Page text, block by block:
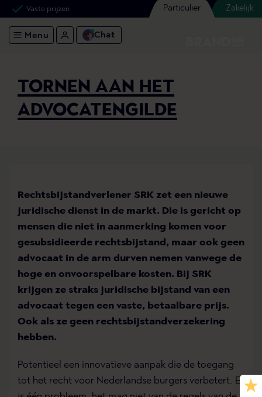
Vaste prijzen Particulier Zakelijk
Menu Chat
TORNEN AAN HET
ADVOCATENGILDE
Rechtsbijstandverlener SRK zet een nieuwe
juridische dienst in de markt. Die is gericht op
mensen die niet in aanmerking komen voor
gesubsidieerde rechtsbijstand, maar ook geen
advocaat in de arm durven nemen vanwege de
hoge en onvoorspelbare kosten. Bij SRK
krijgen ze straks juridische bijstand van een
advocaat tegen een vaste, betaalbare prijs.
Ook als ze geen rechtsbijstandverzekering
hebben.
Potentieel een innovatieve aanpak die de toegang
tot het recht voor Nederlandse burgers verbetert. Er